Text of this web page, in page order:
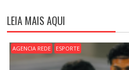
A
Ç
Ã
O
D
LEIA MAIS AQUI
AGENCIA REDE ESPORTE